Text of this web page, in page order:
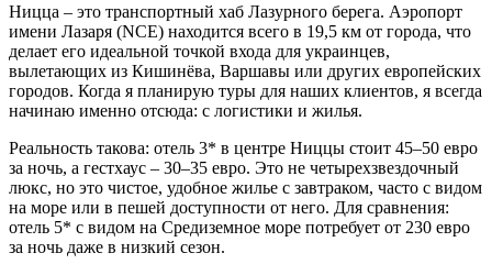
Ницца – это транспортный хаб Лазурного берега. Аэропорт
имени Лазаря (NCE) находится всего в 19,5 км от города, что
делает его идеальной точкой входа для украинцев,
вылетающих из Кишинёва, Варшавы или других европейских
городов. Когда я планирую туры для наших клиентов, я всегда
начинаю именно отсюда: с логистики и жилья.
Реальность такова: отель 3* в центре Ниццы стоит 45–50 евро
за ночь, а гестхаус – 30–35 евро. Это не четырехзвездочный
люкс, но это чистое, удобное жилье с завтраком, часто с видом
на море или в пешей доступности от него. Для сравнения:
отель 5* с видом на Средиземное море потребует от 230 евро
за ночь даже в низкий сезон.